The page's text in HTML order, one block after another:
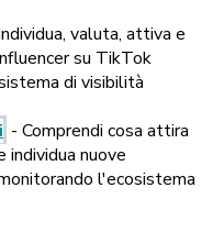
valuta, attiva e
su TikTok
di visibilità
- Comprendi cosa attira
nuove
l'ecosistema